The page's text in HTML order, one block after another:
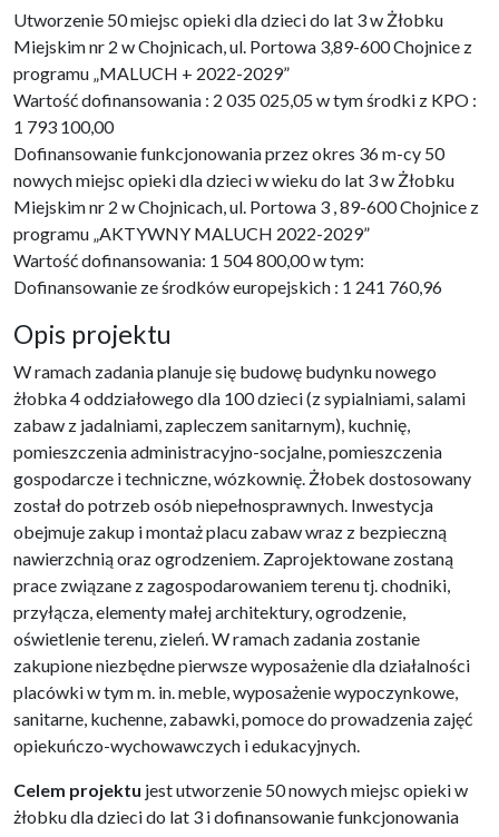
Utworzenie 50 miejsc opieki dla dzieci do lat 3 w Żłobku
Miejskim nr 2 w Chojnicach, ul. Portowa 3,89-600 Chojnice z
programu „MALUCH + 2022-2029”
Wartość dofinansowania : 2 035 025,05 w tym środki z KPO :
1 793 100,00
Dofinansowanie funkcjonowania przez okres 36 m-cy 50
nowych miejsc opieki dla dzieci w wieku do lat 3 w Żłobku
Miejskim nr 2 w Chojnicach, ul. Portowa 3 , 89-600 Chojnice z
programu „AKTYWNY MALUCH 2022-2029”
Wartość dofinansowania: 1 504 800,00 w tym:
Dofinansowanie ze środków europejskich : 1 241 760,96
Opis projektu
W ramach zadania planuje się budowę budynku nowego
żłobka 4 oddziałowego dla 100 dzieci (z sypialniami, salami
zabaw z jadalniami, zapleczem sanitarnym), kuchnię,
pomieszczenia administracyjno-socjalne, pomieszczenia
gospodarcze i techniczne, wózkownię. Żłobek dostosowany
został do potrzeb osób niepełnosprawnych. Inwestycja
obejmuje zakup i montaż placu zabaw wraz z bezpieczną
nawierzchnią oraz ogrodzeniem. Zaprojektowane zostaną
prace związane z zagospodarowaniem terenu tj. chodniki,
przyłącza, elementy małej architektury, ogrodzenie,
oświetlenie terenu, zieleń. W ramach zadania zostanie
zakupione niezbędne pierwsze wyposażenie dla działalności
placówki w tym m. in. meble, wyposażenie wypoczynkowe,
sanitarne, kuchenne, zabawki, pomoce do prowadzenia zajęć
opiekuńczo-wychowawczych i edukacyjnych.
Celem projektu jest utworzenie 50 nowych miejsc opieki w
żłobku dla dzieci do lat 3 i dofinansowanie funkcjonowania